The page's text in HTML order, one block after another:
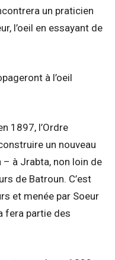
un praticien
l’oeil en essayant de
à l’oeil
1897, l’Ordre
un nouveau
à Jrabta, non loin de
de Batroun. C’est
et menée par Soeur
fera partie des